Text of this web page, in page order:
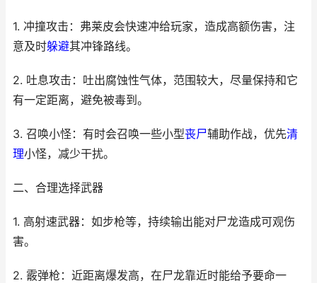
1. 冲撞攻击：弗莱皮会快速冲给玩家，造成高额伤害，注
意及时躲避其冲锋路线。
2. 吐息攻击：吐出腐蚀性气体，范围较大，尽量保持和它
有一定距离，避免被毒到。
3. 召唤小怪：有时会召唤一些小型丧尸辅助作战，优先清
理小怪，减少干扰。
二、合理选择武器
1. 高射速武器：如步枪等，持续输出能对尸龙造成可观伤
害。
2. 霰弹枪：近距离爆发高，在尸龙靠近时能给予要命一